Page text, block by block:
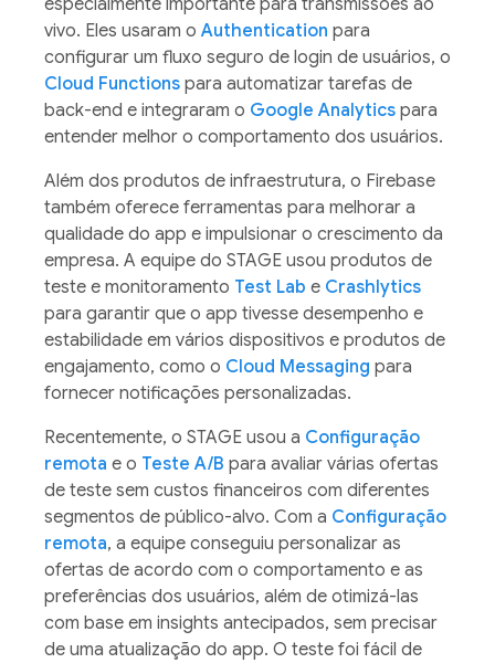
especialmente importante para transmissões ao
vivo. Eles usaram o Authentication para
configurar um fluxo seguro de login de usuários, o
Cloud Functions para automatizar tarefas de
back-end e integraram o Google Analytics para
entender melhor o comportamento dos usuários.
Além dos produtos de infraestrutura, o Firebase
também oferece ferramentas para melhorar a
qualidade do app e impulsionar o crescimento da
empresa. A equipe do STAGE usou produtos de
teste e monitoramento Test Lab e Crashlytics
para garantir que o app tivesse desempenho e
estabilidade em vários dispositivos e produtos de
engajamento, como o Cloud Messaging para
fornecer notificações personalizadas.
Recentemente, o STAGE usou a Configuração
remota e o Teste A/B para avaliar várias ofertas
de teste sem custos financeiros com diferentes
segmentos de público-alvo. Com a Configuração
remota, a equipe conseguiu personalizar as
ofertas de acordo com o comportamento e as
preferências dos usuários, além de otimizá-las
com base em insights antecipados, sem precisar
de uma atualização do app. O teste foi fácil de